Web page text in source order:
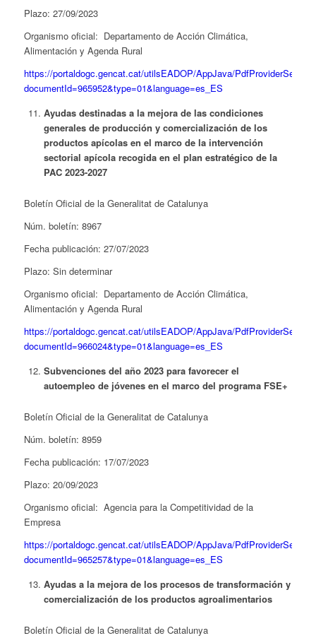
Plazo: 27/09/2023
Organismo oficial: Departamento de Acción Climática,
Alimentación y Agenda Rural
https://portaldogc.gencat.cat/utilsEADOP/AppJava/PdfProviderServlet?
documentId=965952&type=01&language=es_ES
Ayudas destinadas a la mejora de las condiciones
generales de producción y comercialización de los
productos apícolas en el marco de la intervención
sectorial apícola recogida en el plan estratégico de la
PAC 2023-2027
Boletín Oficial de la Generalitat de Catalunya
Núm. boletín: 8967
Fecha publicación: 27/07/2023
Plazo: Sin determinar
Organismo oficial: Departamento de Acción Climática,
Alimentación y Agenda Rural
https://portaldogc.gencat.cat/utilsEADOP/AppJava/PdfProviderServlet?
documentId=966024&type=01&language=es_ES
Subvenciones del año 2023 para favorecer el
autoempleo de jóvenes en el marco del programa FSE+
Boletín Oficial de la Generalitat de Catalunya
Núm. boletín: 8959
Fecha publicación: 17/07/2023
Plazo: 20/09/2023
Organismo oficial: Agencia para la Competitividad de la
Empresa
https://portaldogc.gencat.cat/utilsEADOP/AppJava/PdfProviderServlet?
documentId=965257&type=01&language=es_ES
Ayudas a la mejora de los procesos de transformación y
comercialización de los productos agroalimentarios
Boletín Oficial de la Generalitat de Catalunya